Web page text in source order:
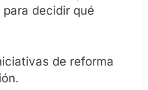
decidir qué
de reforma